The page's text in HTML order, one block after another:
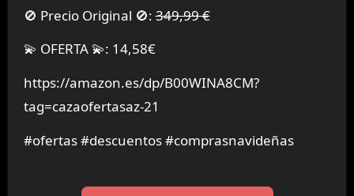
🚫 Precio Original 🚫:349,99 €
💫 OFERTA 💫: 14,58€
https://amazon.es/dp/B00WINA8CM?
tag=cazaofertasaz-21
#ofertas #descuentos #comprasnavideñas